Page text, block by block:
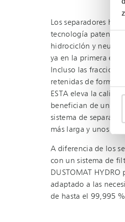
Los separadores
tecnología patentada
hidrociclón y
ya en la primera
Incluso las
retenidas de forma
ESTA eleva la
benefician de un
sistema de
más larga y unos
A diferencia de los
con un sistema de
DUSTOMAT
adaptado a las
de hasta el 99,995